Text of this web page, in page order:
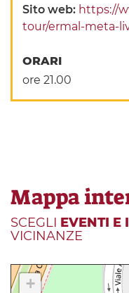
Sito web: https://
tour/ermal-meta-
ORARI
ore 21.00
Mappa
SCEGLI EVENTI E
VICINANZE
+